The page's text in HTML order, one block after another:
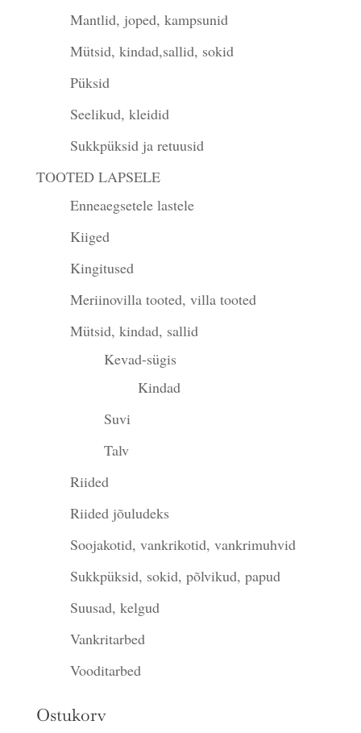
Mantlid, joped, kampsunid
Mütsid, kindad,sallid, sokid
Püksid
Seelikud, kleidid
Sukkpüksid ja retuusid
TOOTED LAPSELE
Enneaegsetele lastele
Kiiged
Kingitused
Meriinovilla tooted, villa tooted
Mütsid, kindad, sallid
Kevad-sügis
Kindad
Suvi
Talv
Riided
Riided jõuludeks
Soojakotid, vankrikotid, vankrimuhvid
Sukkpüksid, sokid, põlvikud, papud
Suusad, kelgud
Vankritarbed
Vooditarbed
Ostukorv